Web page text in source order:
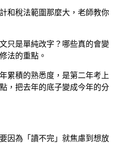
和稅法範圍那麼大，老師教你
只是單純改字？哪些真的會變
法的重點。
累積的熟悉度，是第二年考上
，把去年的底子變成今年的分
因為「讀不完」就焦慮到想放